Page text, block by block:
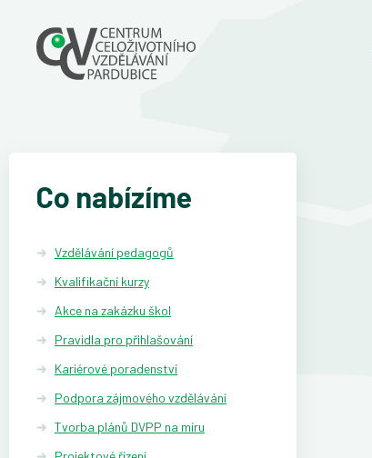
Co nabízíme
Vzdělávání pedagogů
Kvalifikační kurzy
Akce na zakázku škol
Pravidla pro přihlašování
Kariérové poradenství
Podpora zájmového vzdělávání
Tvorba plánů DVPP na míru